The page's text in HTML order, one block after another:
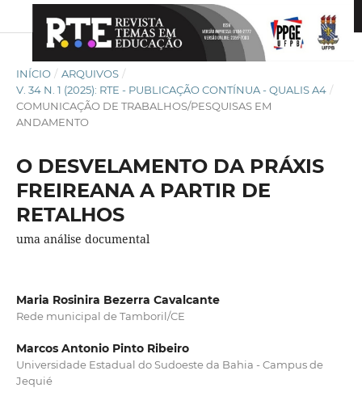
INÍCIO / ARQUIVOS /
V. 34 N. 1 (2025): RTE - PUBLICAÇÃO CONTÍNUA - QUALIS A4 /
COMUNICAÇÃO DE TRABALHOS/PESQUISAS EM
ANDAMENTO
O DESVELAMENTO DA PRÁXIS
FREIREANA A PARTIR DE
RETALHOS
uma análise documental
Maria Rosinira Bezerra Cavalcante
Rede municipal de Tamboril/CE
Marcos Antonio Pinto Ribeiro
Universidade Estadual do Sudoeste da Bahia - Campus de
Jequié